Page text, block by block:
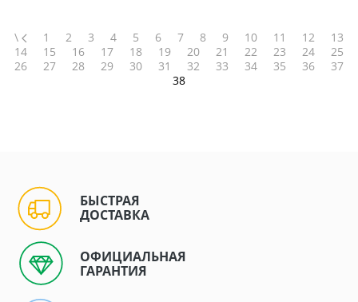
\ 1 2 3 4 5 6 7 8 9 10 11 12
13
14
15 16 17 18 19 20 21 22 23 24
25
26
27 28 29 30 31 32 33 34 35 36
37
38
БЫСТРАЯ
ДОСТАВКА
ОФИЦИАЛЬНАЯ
ГАРАНТИЯ